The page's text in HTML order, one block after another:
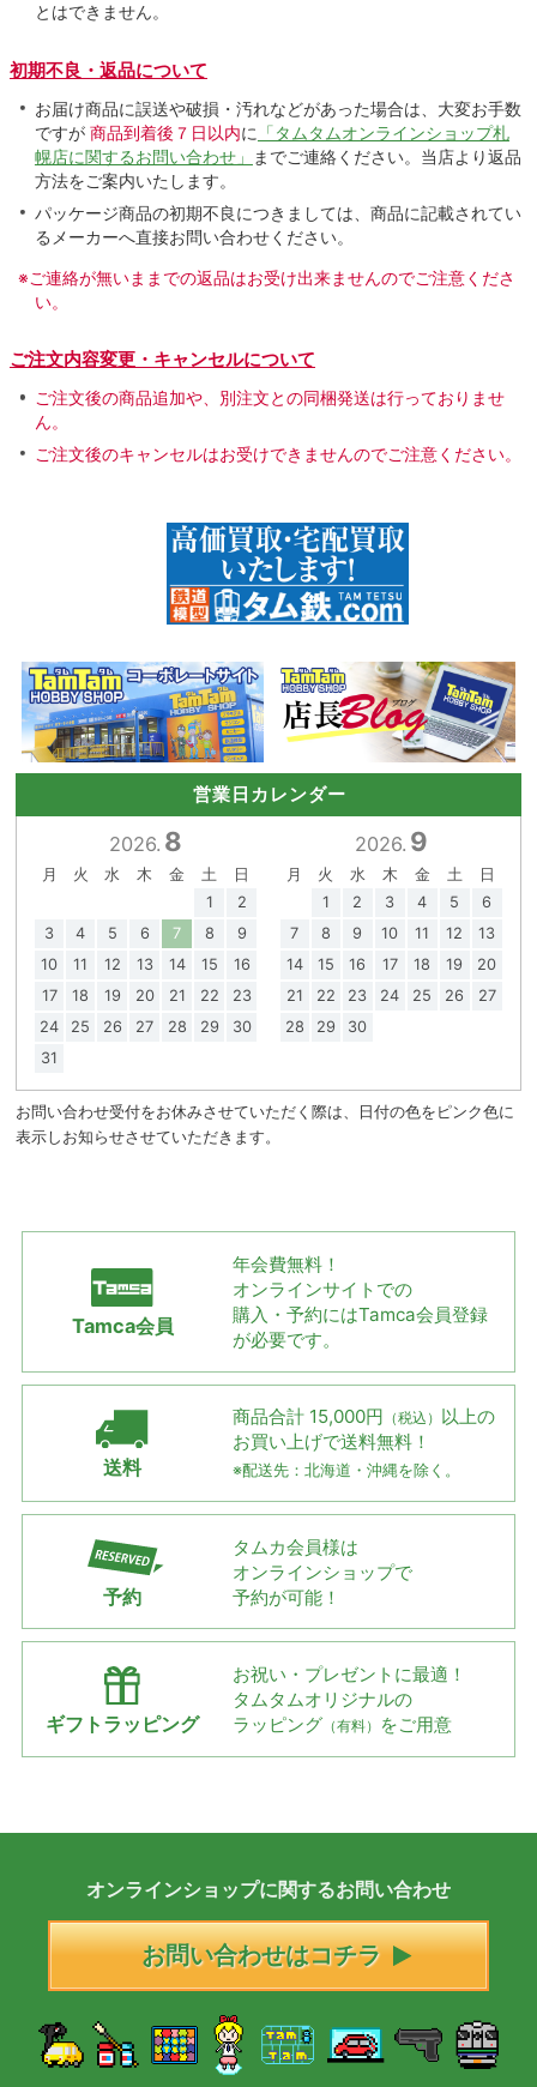
とはできません。
初期不良・返品について
お届け商品に誤送や破損・汚れなどがあった場合は、大変お手数
ですが 商品到着後７日以内に 「タムタムオンラインショップ札
幌店に関するお問い合わせ」
までご連絡ください。当店より返品
方法をご案内いたします。
パッケージ商品の初期不良につきましては、商品に記載されてい
るメーカーへ直接お問い合わせください。
※ご連絡が無いままでの返品はお受け出来ませんのでご注意くださ
い。
ご注文内容変更・キャンセルについて
ご注文後の商品追加や、別注文との同梱発送は行っておりませ
ん。
ご注文後のキャンセルはお受けできませんのでご注意ください。
営業日カレンダー
2026. 8
月 火 水 木 金 土
日
1
2
3
4 5 6 7 8
9
10
11 12 13 14 15
16
17
18 19 20 21 22
23
24
25 26 27 28 29
30
31
2026. 9
月 火 水 木 金 土
日
1
2 3 4 5
6
7
8 9 10 11 12
13
14
15 16 17 18 19
20
21
22 23 24 25 26
27
28
29 30
お問い合わせ受付をお休みさせていただく際は、日付の色をピンク色に
表示しお知らせさせていただきます。
Tamca会員
年会費無料！
オンラインサイトでの
購入・予約にはTamca会員登録
が必要です。
送料
商品合計 15,000円 （税込） 以上の
お買い上げで送料無料！
※配送先：北海道・沖縄を除く。
予約
タムカ会員様は
オンラインショップで
予約が可能！
ギフトラッピング
お祝い・プレゼントに最適！
タムタムオリジナルの
ラッピング （有料） をご用意
オンラインショップに関するお問い合わせ
お問い合わせはコチラ